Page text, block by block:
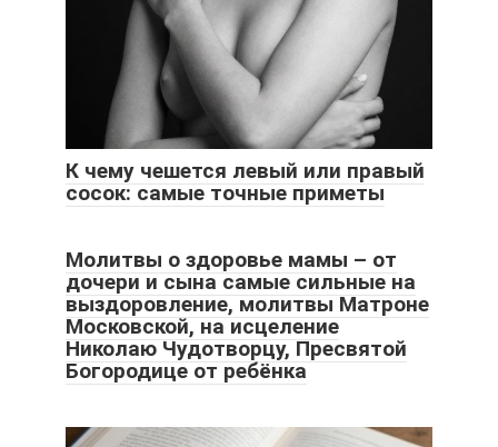
К чему чешется левый или правый
сосок: самые точные приметы
Молитвы о здоровье мамы – от
дочери и сына самые сильные на
выздоровление, молитвы Матроне
Московской, на исцеление
Николаю Чудотворцу, Пресвятой
Богородице от ребёнка